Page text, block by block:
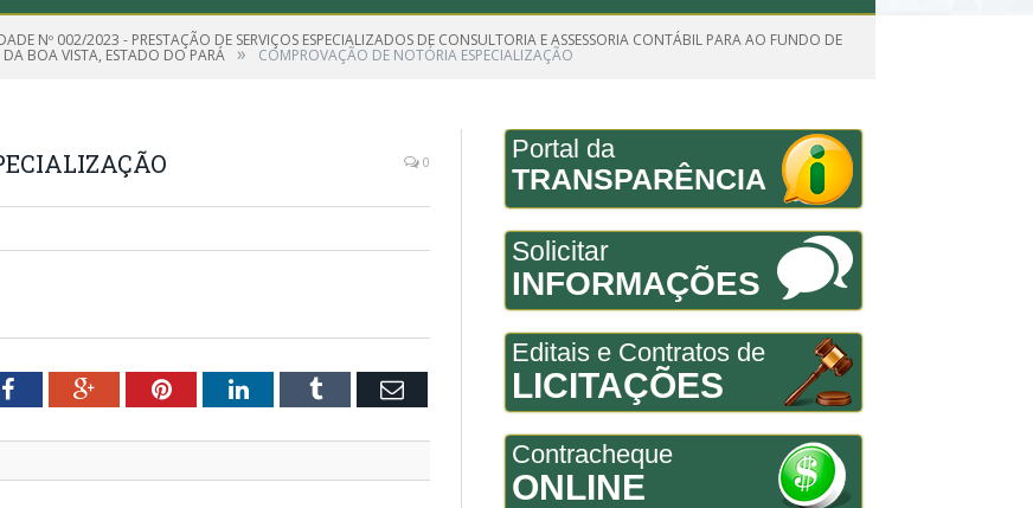
Nº 002/2023 - PRESTAÇÃO DE SERVIÇOS ESPECIALIZADOS DE CONSULTORIA E ASSESSORIA CONTÁBIL PARA AO FUNDO DE
BOA VISTA, ESTADO DO PARÁ » COMPROVAÇÃO DE NOTÓRIA ESPECIALIZAÇÃO
0
FacebookGoogle+PinterestLinkedInTumblr Email
Portal da
TRANSPARÊNCIA
Solicitar
INFORMAÇÕES
Editais e Contratos de
LICITAÇÕES
Contracheque
ONLINE